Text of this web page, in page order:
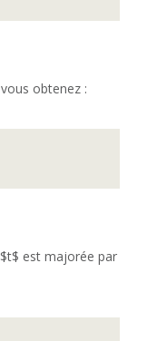
obtenez :
est majorée par